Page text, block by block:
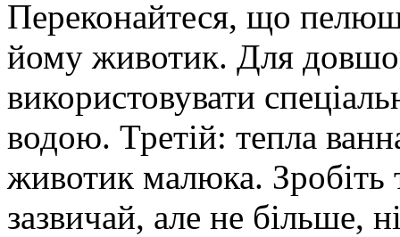
Переконайтеся, що
йому животик. Для
використовувати
водою. Третій: тепла
животик малюка.
зазвичай, але не більше,